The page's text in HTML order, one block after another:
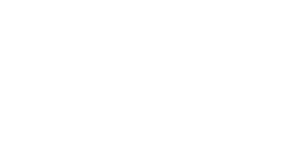
los Servicios puede estar
y exportación de los